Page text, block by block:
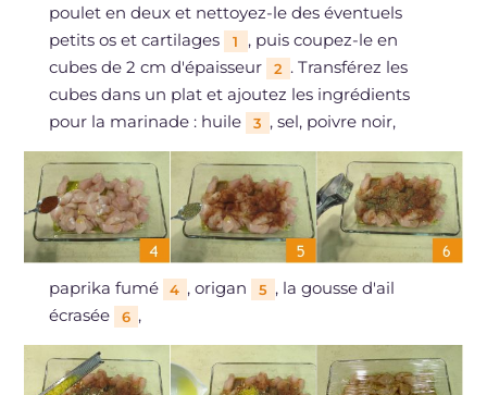
poulet en deux et nettoyez-le des éventuels
petits os et cartilages
1
, puis coupez-le en
cubes de 2 cm d'épaisseur
2 . Transférez les
cubes dans un plat et ajoutez les ingrédients
pour la marinade : huile
3 , sel, poivre noir,
paprika fumé 4 , origan 5 , la gousse d'ail
écrasée
6 ,